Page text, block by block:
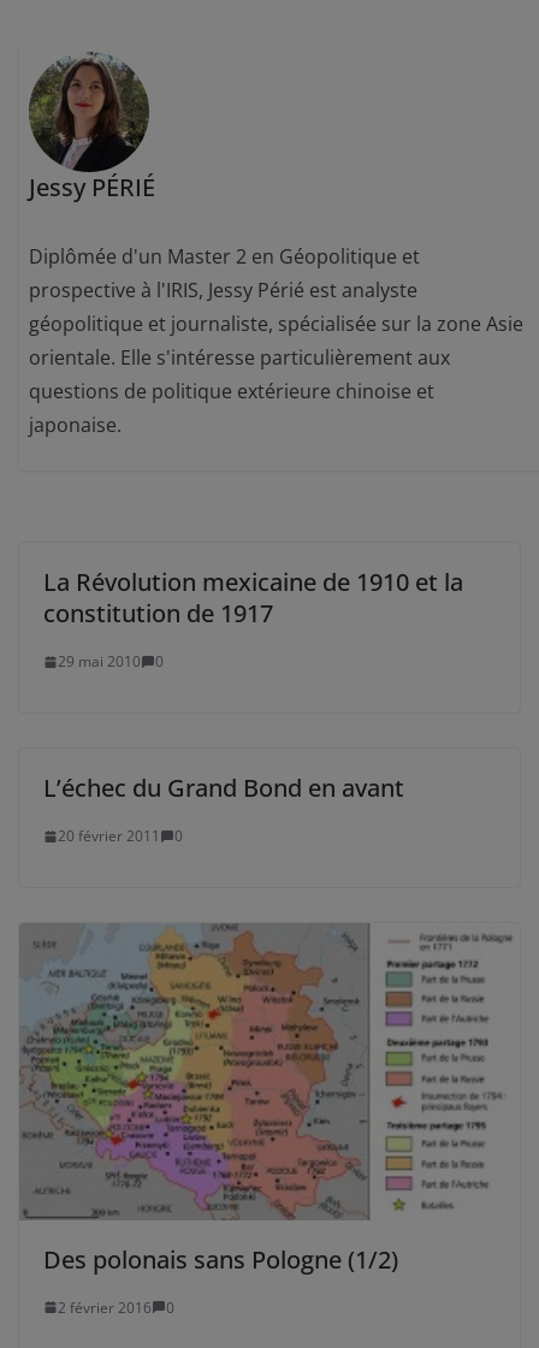
Jessy PÉRIÉ
Diplômée d'un Master 2 en Géopolitique et
prospective à l'IRIS, Jessy Périé est analyste
géopolitique et journaliste, spécialisée sur la zone Asie
orientale. Elle s'intéresse particulièrement aux
questions de politique extérieure chinoise et
japonaise.
La Révolution mexicaine de 1910 et la
constitution de 1917
29 mai 2010 0
L’échec du Grand Bond en avant
20 février 2011 0
Des polonais sans Pologne (1/2)
2 février 2016 0